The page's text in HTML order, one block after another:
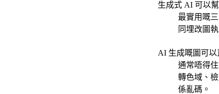
生成式 AI 可以
最實用嘅
同埋改圖
AI 生成嘅圖可以
通常唔得
轉色域、
係亂碼。